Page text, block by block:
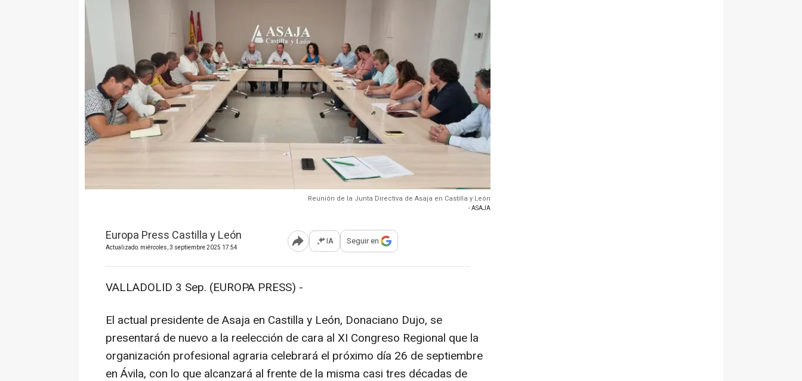
Reunión de la Junta Directiva de Asaja en Castilla y León
- ASAJA
Europa Press Castilla y León
Actualizado: miércoles, 3 septiembre 2025 17:54 Abrir opciones para compartir
IA Seguir en
VALLADOLID 3 Sep. (EUROPA PRESS) -
El actual presidente de Asaja en Castilla y León, Donaciano Dujo, se
presentará de nuevo a la reelección de cara al XI Congreso Regional que la
organización profesional agraria celebrará el próximo día 26 de septiembre
en Ávila, con lo que alcanzará al frente de la misma casi tres décadas de